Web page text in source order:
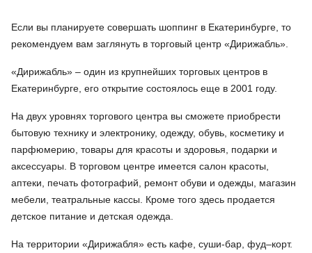
Если вы планируете совершать шоппинг в Екатеринбурге, то
рекомендуем вам заглянуть в торговый центр «Дирижабль».
«Дирижабль» – один из крупнейших торговых центров в
Екатеринбурге, его открытие состоялось еще в 2001 году.
На двух уровнях торгового центра вы сможете приобрести
бытовую технику и электронику, одежду, обувь, косметику и
парфюмерию, товары для красоты и здоровья, подарки и
аксессуары. В торговом центре имеется салон красоты,
аптеки, печать фотографий, ремонт обуви и одежды, магазин
мебели, театральные кассы. Кроме того здесь продается
детское питание и детская одежда.
На территории «Дирижабля» есть кафе, суши-бар, фуд–корт.